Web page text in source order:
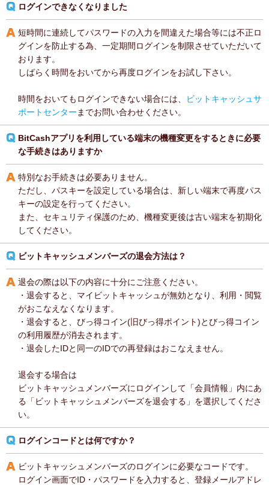
ログインできなくなりました
短時間に連続してパスワードの入力を間違えた場合等には不正ロ
グインを防止する為、一定期間ログインを制限させていただいて
おります。
しばらく時間をおいてから再度ログインをお試し下さい。
時間をおいてもログインできない場合には、
ビットキャッシュサ
ポートセンター までお問い合わせください。
BitCashアプリを利用している端末の機種変更をするときに必要
な手続きはありますか
特別なお手続きは必要ありません。
ただし、パスキーを設定している場合は、新しい端末で再度パス
キーの設定を行ってください。
また、セキュリティ保護のため、機種変更後は古い端末を初期化
してください。
ビットキャッシュメンバーズの退会方法は？
退会の際は以下の内容に十分にご注意ください。
・退会すると、マイビットキャッシュが無効となり、利用・閲覧
がおこなえなくなります。
・退会すると、びっ得コイン(旧びっ得ポイント)とびっ得コイン
の利用履歴が消去されます。
・退会したIDと同一のIDでの再登録はおこなえません。
退会する場合は
ビットキャッシュメンバーズにログインして「会員情報」内にあ
る「ビットキャッシュメンバーズを退会する」を選択してくださ
い。
ログインコードとは何ですか？
ビットキャッシュメンバーズのログインに必要なコードです。
ログイン画面でID・パスワードを入力すると、登録メールアドレ